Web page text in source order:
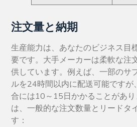
注文量と納期
生産能力は、あなたのビジネス目
要です。大手メーカーは柔軟な注
供しています。例えば、一部のサ
ルを24時間以内に配送可能ですが
合には10～15日かかることがあ
は、一般的な注文数量とリードタ
す：